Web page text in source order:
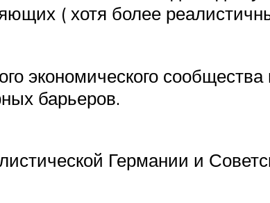
( хотя более
экономического
барьеров.
Германии и